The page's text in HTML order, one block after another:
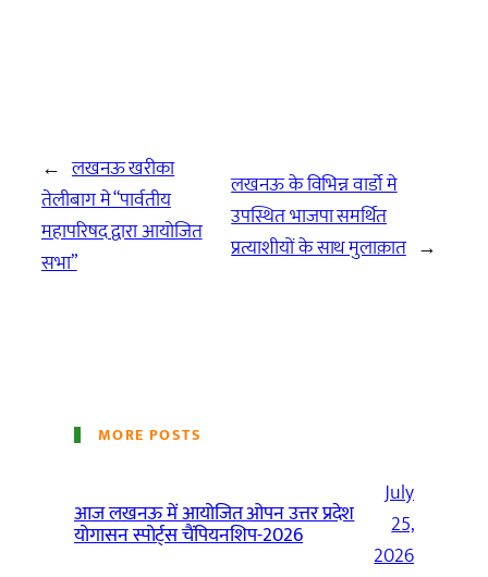
← लखनऊ खरीका
तेलीबाग मे “पार्वतीय
महापरिषद द्वारा आयोजित
सभा”
लखनऊ के विभिन्न वार्डो मे
उपस्थित भाजपा समर्थित
प्रत्याशीयों के साथ मुलाक़ात →
MORE POSTS
आज लखनऊ में आयोजित ओपन उत्तर प्रदेश
योगासन स्पोर्ट्स चैंपियनशिप-2026
July
25,
2026